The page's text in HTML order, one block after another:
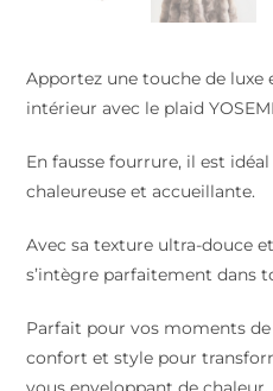
Apportez une touche de luxe
intérieur avec le plaid
En fausse fourrure, il est
chaleureuse et accueillante.
Avec sa texture ultra-douce
s’intègre parfaitement dans
Parfait pour vos moments
confort et style pour